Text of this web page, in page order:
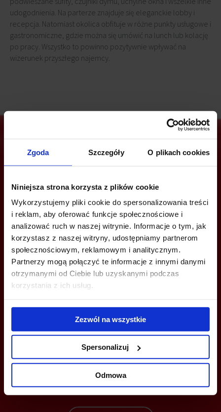
Zgoda Szczegóły O plikach cookies
Niniejsza strona korzysta z plików cookie
Wykorzystujemy pliki cookie do spersonalizowania treści
i reklam, aby oferować funkcje społecznościowe i
analizować ruch w naszej witrynie. Informacje o tym, jak
korzystasz z naszej witryny, udostępniamy partnerom
społecznościowym, reklamowym i analitycznym.
Partnerzy mogą połączyć te informacje z innymi danymi
otrzymanymi od Ciebie lub uzyskanymi podczas
korzystania z ich usług.
Zezwól na wszystkie
Spersonalizuj
Odmowa
udogodnienia. Na parterze znajduje się eleganckie lobby i
recepcja. Natomiast okolica obfituje w różne punkty usługowe i
gastronomiczne, gdzie można się umówić na lunch lub kolację
po pracy. Wszystko to powinno pozytywnie wpływać na
wizerunek przyszłego najemcy.
Jesteś zainteresowany tą ofertą?
ZADZWOŃ I DOWIEDZ SIĘ WIĘCEJ
+48 22 167 04 00
info@bazabiur.pl
MOŻESZ TEŻ ZOSTAWIĆ SWÓJ NUMER, A MY SKONTAKTUJEMY SIĘ